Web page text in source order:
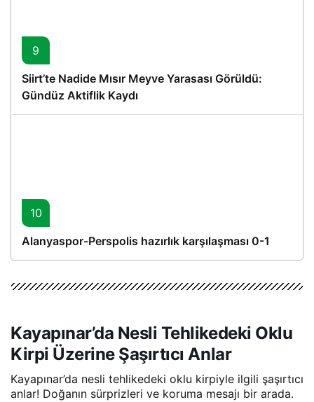
9
Siirt’te Nadide Mısır Meyve Yarasası Görüldü:
Gündüz Aktiflik Kaydı
10
Alanyaspor-Perspolis hazırlık karşılaşması 0-1
Kayapınar’da Nesli Tehlikedeki Oklu
Kirpi Üzerine Şaşırtıcı Anlar
Kayapınar’da nesli tehlikedeki oklu kirpiyle ilgili şaşırtıcı
anlar! Doğanın sürprizleri ve koruma mesajı bir arada.